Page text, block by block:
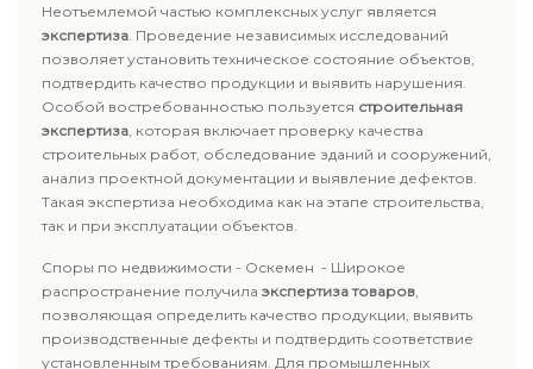
Неотъемлемой частью комплексных услуг является
экспертиза. Проведение независимых исследований
позволяет установить техническое состояние объектов,
подтвердить качество продукции и выявить нарушения.
Особой востребованностью пользуется строительная
экспертиза, которая включает проверку качества
строительных работ, обследование зданий и сооружений,
анализ проектной документации и выявление дефектов.
Такая экспертиза необходима как на этапе строительства,
так и при эксплуатации объектов.
Споры по недвижимости - Оскемен - Широкое
распространение получила экспертиза товаров,
позволяющая определить качество продукции, выявить
производственные дефекты и подтвердить соответствие
установленным требованиям. Для промышленных